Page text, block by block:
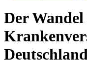
Der Wandel